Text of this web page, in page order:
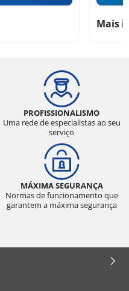
Mais
PROFISSIONALISMO
Uma rede de especialistas ao seu
serviço
MÁXIMA SEGURANÇA
Normas de funcionamento que
garantem a máxima segurança